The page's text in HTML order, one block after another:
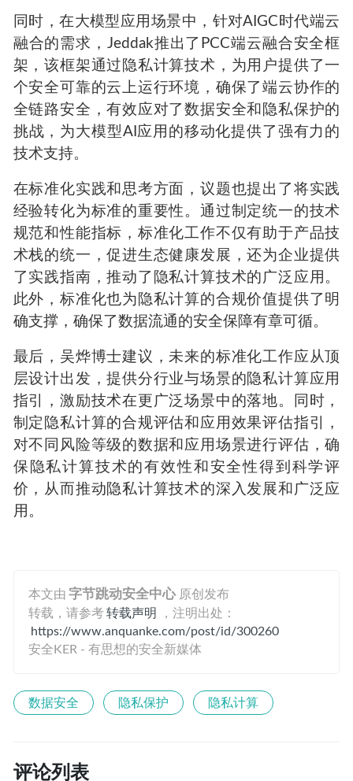
同时，在大模型应用场景中，针对AIGC时代端云
融合的需求，Jeddak推出了PCC端云融合安全框
架，该框架通过隐私计算技术，为用户提供了一
个安全可靠的云上运行环境，确保了端云协作的
全链路安全，有效应对了数据安全和隐私保护的
挑战，为大模型AI应用的移动化提供了强有力的
技术支持。
在标准化实践和思考方面，议题也提出了将实践
经验转化为标准的重要性。通过制定统一的技术
规范和性能指标，标准化工作不仅有助于产品技
术栈的统一，促进生态健康发展，还为企业提供
了实践指南，推动了隐私计算技术的广泛应用。
此外，标准化也为隐私计算的合规价值提供了明
确支撑，确保了数据流通的安全保障有章可循。
最后，吴烨博士建议，未来的标准化工作应从顶
层设计出发，提供分行业与场景的隐私计算应用
指引，激励技术在更广泛场景中的落地。同时，
制定隐私计算的合规评估和应用效果评估指引，
对不同风险等级的数据和应用场景进行评估，确
保隐私计算技术的有效性和安全性得到科学评
价，从而推动隐私计算技术的深入发展和广泛应
用。
本文由 字节跳动安全中心 原创发布
转载，请参考 转载声明
，注明出处：
https://www.anquanke.com/post/id/300260
安全KER - 有思想的安全新媒体
数据安全 隐私保护 隐私计算
评论列表